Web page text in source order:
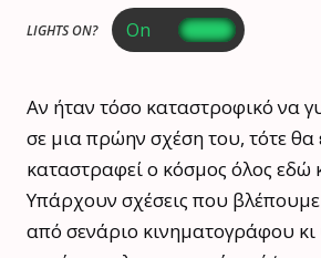
LIGHTS ON?
Αν ήταν τόσο καταστροφικό να
σε μια πρώην σχέση του, τότε θα
καταστραφεί ο κόσμος όλος εδώ
Υπάρχουν σχέσεις που
από σενάριο κινηματογράφου